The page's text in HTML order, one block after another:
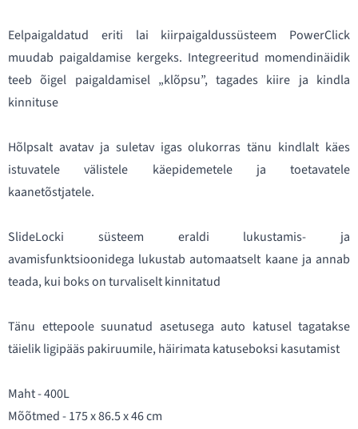
Eelpaigaldatud eriti lai kiirpaigaldussüsteem PowerClick
muudab paigaldamise kergeks. Integreeritud momendinäidik
teeb õigel paigaldamisel „klõpsu”, tagades kiire ja kindla
kinnituse
Hõlpsalt avatav ja suletav igas olukorras tänu kindlalt käes
istuvatele välistele käepidemetele ja toetavatele
kaanetõstjatele.
SlideLocki süsteem eraldi lukustamis- ja
avamisfunktsioonidega lukustab automaatselt kaane ja annab
teada, kui boks on turvaliselt kinnitatud
Tänu ettepoole suunatud asetusega auto katusel tagatakse
täielik ligipääs pakiruumile, häirimata katuseboksi kasutamist
Maht - 400L
Mõõtmed - 175 x 86.5 x 46 cm